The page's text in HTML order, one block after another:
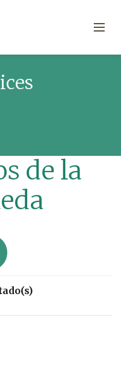
de la